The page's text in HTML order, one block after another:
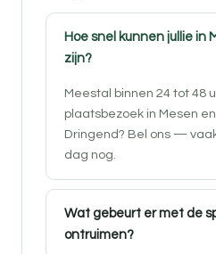
Hoe snel kunnen jullie in
zijn?
Meestal binnen 24 tot 48
plaatsbezoek in Mesen
Dringend? Bel ons —
dag nog.
Wat gebeurt er met de
ontruimen?